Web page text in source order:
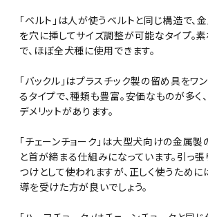
「ベルト」は人が使うベルトと同じ構造で、
を穴に挿してサイズ調整が可能なタイプ。
で、ほぼ全犬種に使用できます。
「バックル」はプラスチック製の留め具をワ
るタイプで、種類も豊富。安価なものが多く
デメリットがあります。
「チェーンチョーク」は大型犬向けの金属製
と首が締まる仕組みになっています。引っ
つけとして使われますが、正しく使うため
導を受けた方が良いでしょう。